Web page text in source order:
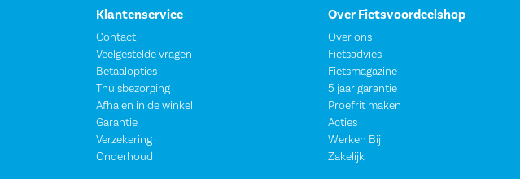
Klantenservice
Contact
Veelgestelde vragen
Betaalopties
Thuisbezorging
Afhalen in de winkel
Garantie
Verzekering
Onderhoud
Over Fietsvoordeelshop
Over ons
Fietsadvies
Fietsmagazine
5 jaar garantie
Proefrit maken
Acties
Werken Bij
Zakelijk